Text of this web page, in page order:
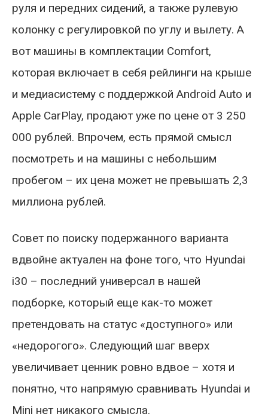
руля и передних сидений, а также рулевую
колонку с регулировкой по углу и вылету. А
вот машины в комплектации Comfort,
которая включает в себя рейлинги на крыше
и медиасистему с поддержкой Android Auto и
Apple CarPlay, продают уже по цене от 3 250
000 рублей. Впрочем, есть прямой смысл
посмотреть и на машины с небольшим
пробегом – их цена может не превышать 2,3
миллиона рублей.
Совет по поиску подержанного варианта
вдвойне актуален на фоне того, что Hyundai
i30 – последний универсал в нашей
подборке, который еще как-то может
претендовать на статус «доступного» или
«недорогого». Следующий шаг вверх
увеличивает ценник ровно вдвое – хотя и
понятно, что напрямую сравнивать Hyundai и
Mini нет никакого смысла.